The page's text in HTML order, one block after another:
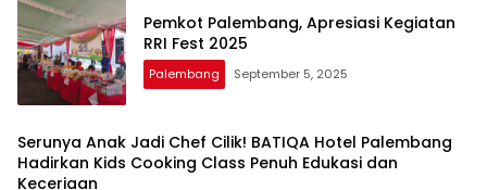
Pemkot Palembang, Apresiasi Kegiatan
RRI Fest 2025
Palembang September 5, 2025
Serunya Anak Jadi Chef Cilik! BATIQA Hotel Palembang
Hadirkan Kids Cooking Class Penuh Edukasi dan
Keceriaan